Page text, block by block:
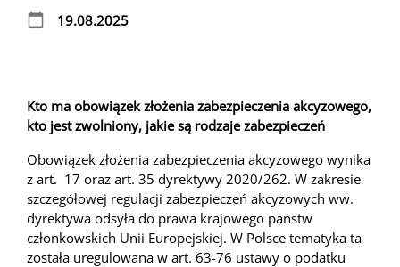
19.08.2025
Kto ma obowiązek złożenia zabezpieczenia akcyzowego,
kto jest zwolniony, jakie są rodzaje zabezpieczeń
Obowiązek złożenia zabezpieczenia akcyzowego wynika
z art. 17 oraz art. 35 dyrektywy 2020/262. W zakresie
szczegółowej regulacji zabezpieczeń akcyzowych ww.
dyrektywa odsyła do prawa krajowego państw
członkowskich Unii Europejskiej. W Polsce tematyka ta
została uregulowana w art. 63-76 ustawy o podatku